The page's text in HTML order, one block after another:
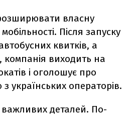
власну
Після запуску
квитків, а
компанія виходить на
і оголошує про
українських операторів.
важливих деталей. По-